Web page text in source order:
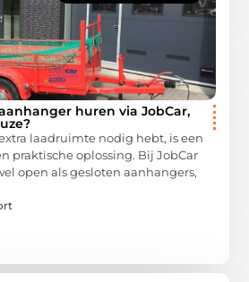
huren via JobCar,
laadruimte nodig hebt, is een
praktische oplossing. Bij JobCar
open als gesloten aanhangers,